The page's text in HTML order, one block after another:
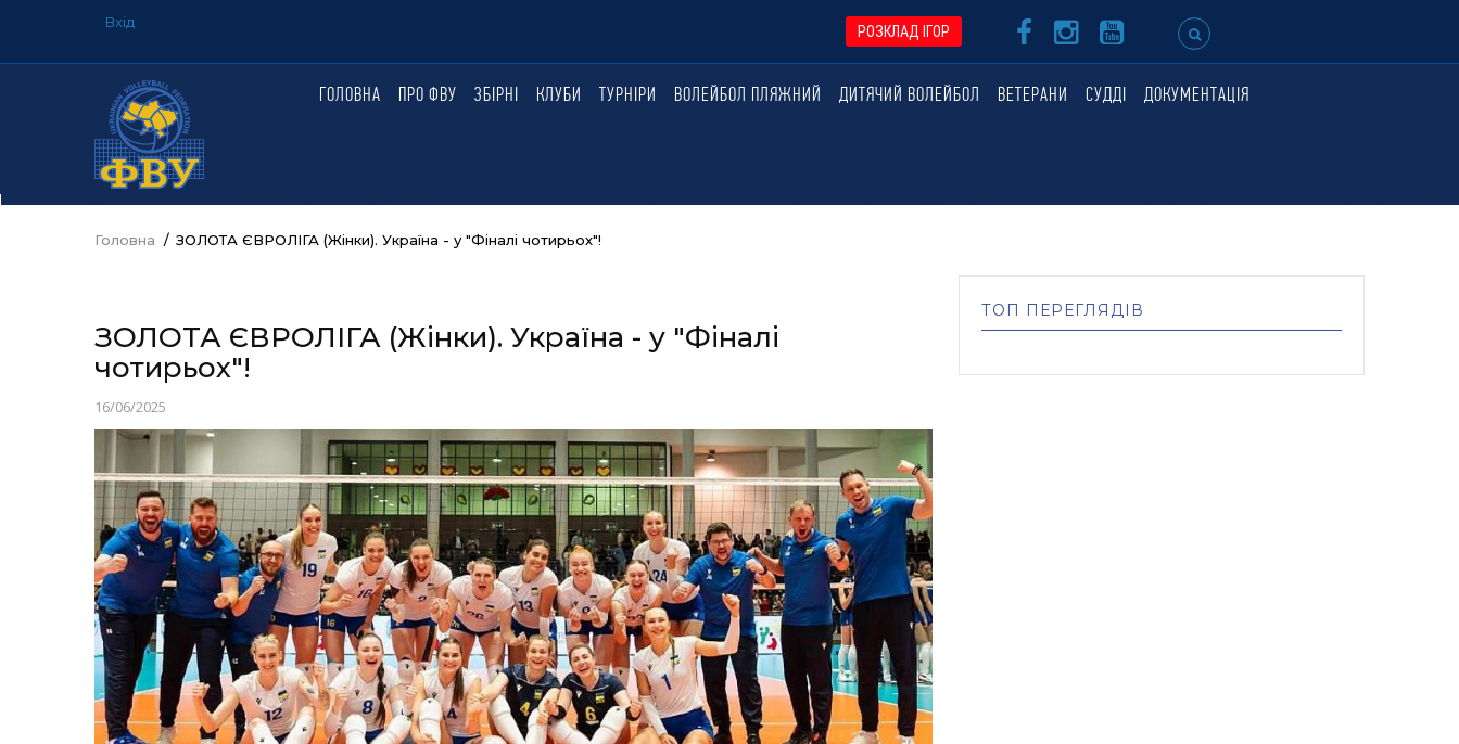
основного
MENU
Вхід
РОЗКЛАД ІГОР
ГОЛОВНЕГОЛОВНА ПРО ФВУ ЗБІРНІ КЛУБИ ТУРНІРИ ВОЛЕЙБОЛ ПЛЯЖНИЙ ДИТЯЧИЙ ВОЛЕЙБОЛ ВЕТЕРАНИ СУДДІ ДОКУМЕНТАЦІЯ
Рядок
Головна / ЗОЛОТА ЄВРОЛІГА (Жінки). Україна - у "Фіналі чотирьох"!
ЗОЛОТА ЄВРОЛІГА (Жінки). Україна - у "Фіналі
чотирьох"!
16/06/2025
ТОП ПЕРЕГЛЯДІВ